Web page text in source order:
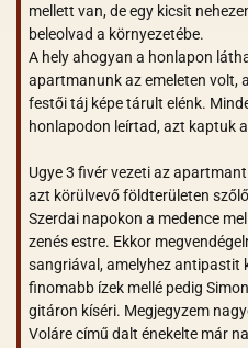
mellett van, de egy kicsit
beleolvad a környezetébe.
A hely ahogyan a honlapon
apartmanunk az emeleten volt,
festői táj képe tárult elénk.
honlapodon leírtad, azt kaptuk
Ugye 3 fivér vezeti az
azt körülvevő földterületen
Szerdai napokon a medence
zenés estre. Ekkor
sangriával, amelyhez antipastit
finomabb ízek mellé pedig
gitáron kíséri. Megjegyzem
Voláre című dalt énekelte már